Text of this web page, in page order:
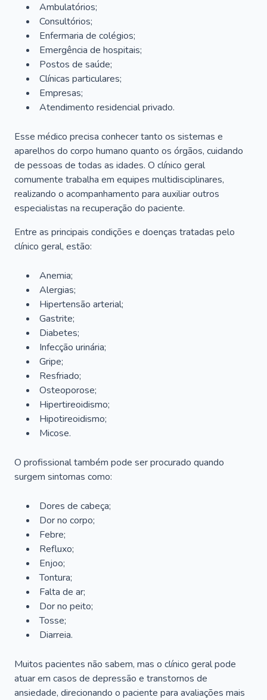
Ambulatórios;
Consultórios;
Enfermaria de colégios;
Emergência de hospitais;
Postos de saúde;
Clínicas particulares;
Empresas;
Atendimento residencial privado.
Esse médico precisa conhecer tanto os sistemas e
aparelhos do corpo humano quanto os órgãos, cuidando
de pessoas de todas as idades. O clínico geral
comumente trabalha em equipes multidisciplinares,
realizando o acompanhamento para auxiliar outros
especialistas na recuperação do paciente.
Entre as principais condições e doenças tratadas pelo
clínico geral, estão:
Anemia;
Alergias;
Hipertensão arterial;
Gastrite;
Diabetes;
Infecção urinária;
Gripe;
Resfriado;
Osteoporose;
Hipertireoidismo;
Hipotireoidismo;
Micose.
O profissional também pode ser procurado quando
surgem sintomas como:
Dores de cabeça;
Dor no corpo;
Febre;
Refluxo;
Enjoo;
Tontura;
Falta de ar;
Dor no peito;
Tosse;
Diarreia.
Muitos pacientes não sabem, mas o clínico geral pode
atuar em casos de depressão e transtornos de
ansiedade, direcionando o paciente para avaliações mais